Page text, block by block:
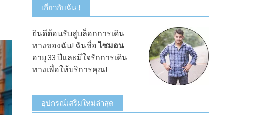
เกี่ยวกับฉัน !
ยินดีต้อนรับสู่บล็อกการเดิน
ทางของฉัน! ฉันชื่อไซมอน
อายุ 33 ปีและมีใจรักการเดิน
ทางเพื่อให้บริการคุณ!
อุปกรณ์เสริมใหม่ล่าสุด